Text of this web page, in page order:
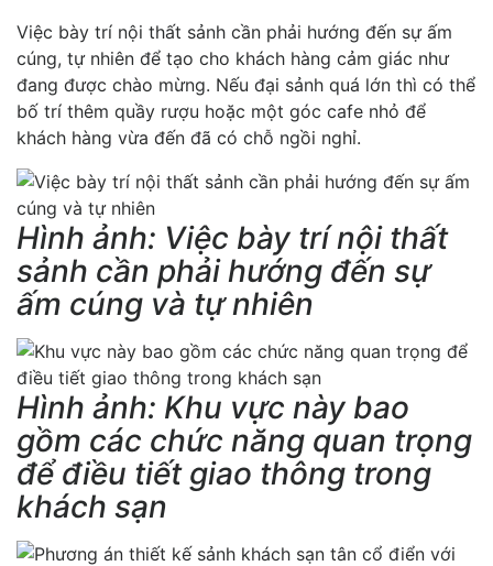
Việc bày trí nội thất sảnh cần phải hướng đến sự ấm
cúng, tự nhiên để tạo cho khách hàng cảm giác như
đang được chào mừng. Nếu đại sảnh quá lớn thì có thể
bố trí thêm quầy rượu hoặc một góc cafe nhỏ để
khách hàng vừa đến đã có chỗ ngồi nghỉ.
Hình ảnh: Việc bày trí nội thất
sảnh cần phải hướng đến sự
ấm cúng và tự nhiên
Hình ảnh: Khu vực này bao
gồm các chức năng quan trọng
để điều tiết giao thông trong
khách sạn